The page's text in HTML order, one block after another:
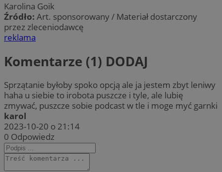
Karolina Goik
Źródło: Art. sponsorowany / Materiał dostarczony
przez zleceniodawcę
reklama
Komentarze (1) DODAJ
Sprzątanie byłoby spoko opcją ale ja jestem zbyt leniwy
haha u siebie to irobota puszcze i tyle, ale lubię
zmywać, puszcze sobie podcast w tle i moge myć garnki
karol
2023-10-20 o 21:14
0 Odpowiedz